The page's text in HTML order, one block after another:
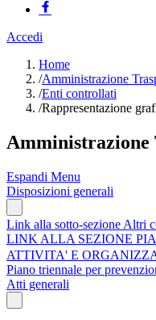
Accedi
Home
/Amministrazione
/Enti controllati
/Rappresentazione
Amministrazione
Espandi Menu
Disposizioni generali
Link alla sotto-sezione Altri
LINK ALLA SEZIONE
ATTIVITA' E
Piano triennale per
Atti generali